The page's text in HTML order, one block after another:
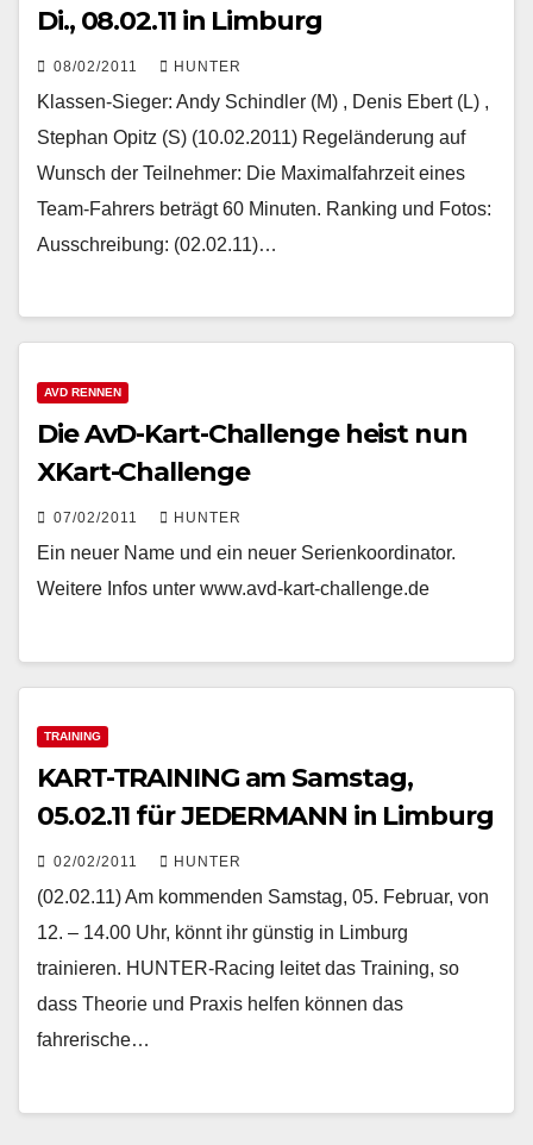
Di., 08.02.11 in Limburg
08/02/2011 HUNTER
Klassen-Sieger: Andy Schindler (M) , Denis Ebert (L) ,
Stephan Opitz (S) (10.02.2011) Regeländerung auf
Wunsch der Teilnehmer: Die Maximalfahrzeit eines
Team-Fahrers beträgt 60 Minuten. Ranking und Fotos:
Ausschreibung: (02.02.11)…
AVD RENNEN
Die AvD-Kart-Challenge heist nun
XKart-Challenge
07/02/2011 HUNTER
Ein neuer Name und ein neuer Serienkoordinator.
Weitere Infos unter www.avd-kart-challenge.de
TRAINING
KART-TRAINING am Samstag,
05.02.11 für JEDERMANN in Limburg
02/02/2011 HUNTER
(02.02.11) Am kommenden Samstag, 05. Februar, von
12. – 14.00 Uhr, könnt ihr günstig in Limburg
trainieren. HUNTER-Racing leitet das Training, so
dass Theorie und Praxis helfen können das
fahrerische…